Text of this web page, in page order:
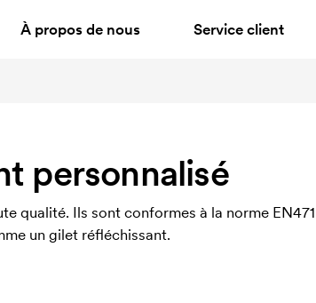
À propos de nous Service client
personnalisé
qualité. Ils sont conformes à la norme
un gilet réfléchissant.